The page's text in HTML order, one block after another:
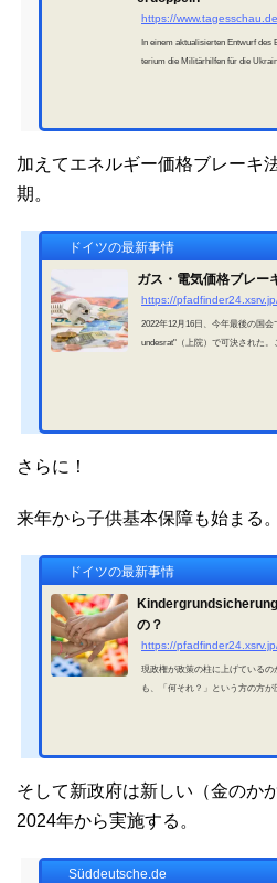
In einem aktualisierten Entwurf des
terium die Militärhilfen für die
加えてエネルギー価格ブレーキ
期。
ドイツの最新事情
ガス・電気価格ブレー
https://
2022年12月16日、今年最後の国
undesrat"（上院）で可決された。
が3倍に！ドイツではガス価格と
さらに！
来年から子供基本保障も始まる。
ドイツの最新事情
Kindergrundsicherung
の？
https://
現政権が政策の柱に上げているの
も、「何それ？」という方の方が
署名をした。参照 :
g...
そして新政府は新しい（金のか
2024年から実施する。
Süddeutsche.de